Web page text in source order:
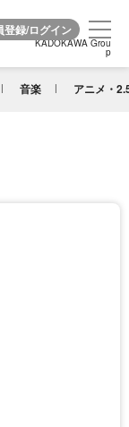
KADOKAWA Grou
p
音楽 アニメ・
KADOKAWA Grou
p